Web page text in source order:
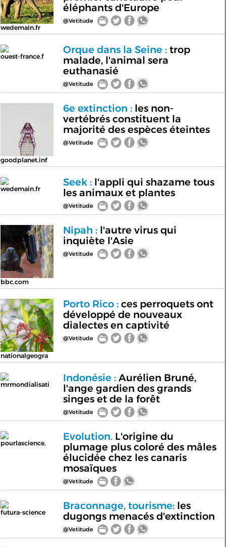
wedemain.fr
éléphants d'Europe
@Vetitude
ouest-france.f
Orque dans la Seine :trop
malade, l'animal sera
euthanasié
@Vetitude
goodplanet.inf
6e extinction :les non-
vertébrés constituent la
majorité des espèces éteintes
@Vetitude
wedemain.fr
Seek :l'appli qui shazame tous
les animaux et plantes
@Vetitude
bbc.com
Nipah :l'autre virus qui
inquiète l'Asie
@Vetitude
nationalgeogra
Porto Rico :ces perroquets ont
développé de nouveaux
dialectes en captivité
@Vetitude
mrmondialisati
Indonésie :Aurélien Bruné,
l'ange gardien des grands
singes et de la forêt
@Vetitude
pourlascience.
Evolution.L'origine du
plumage plus coloré des mâles
élucidée chez les canaris
mosaïques
@Vetitude
futura-science
Braconnage, tourisme:les
dugongs menacés d'extinction
@Vetitude